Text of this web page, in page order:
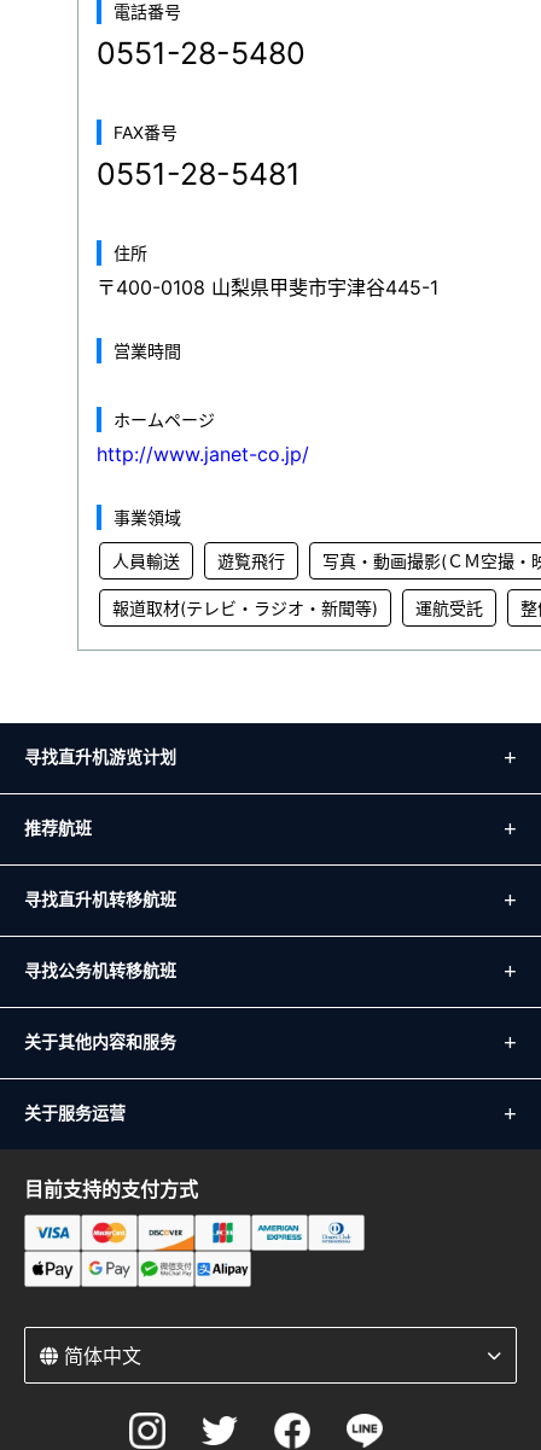
電話番号
0551-28-5480
FAX番号
0551-28-5481
住所
〒400-0108 山梨県甲斐市宇津谷445-1
営業時間
ホームページ
http://www.janet-co.jp/
事業領域
人員輸送 遊覧飛行 写真・動画撮影(ＣＭ空撮・
報道取材(テレビ・ラジオ・新聞等) 運航受託 整
寻找直升机游览计划
推荐航班
寻找直升机转移航班
寻找公务机转移航班
关于其他内容和服务
关于服务运营
目前支持的支付方式
简体中文